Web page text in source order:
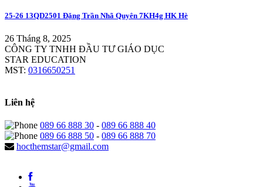
25-26 13QD2501 Đặng Trần Nhã Quyên 7KH4g HK Hè
26 Tháng 8, 2025
CÔNG TY TNHH ĐẦU TƯ GIÁO DỤC
STAR EDUCATION
MST: 0316650251
Liên hệ
089 66 888 30 - 089 66 888 40
089 66 888 50 - 089 66 888 70
hocthemstar@gmail.com